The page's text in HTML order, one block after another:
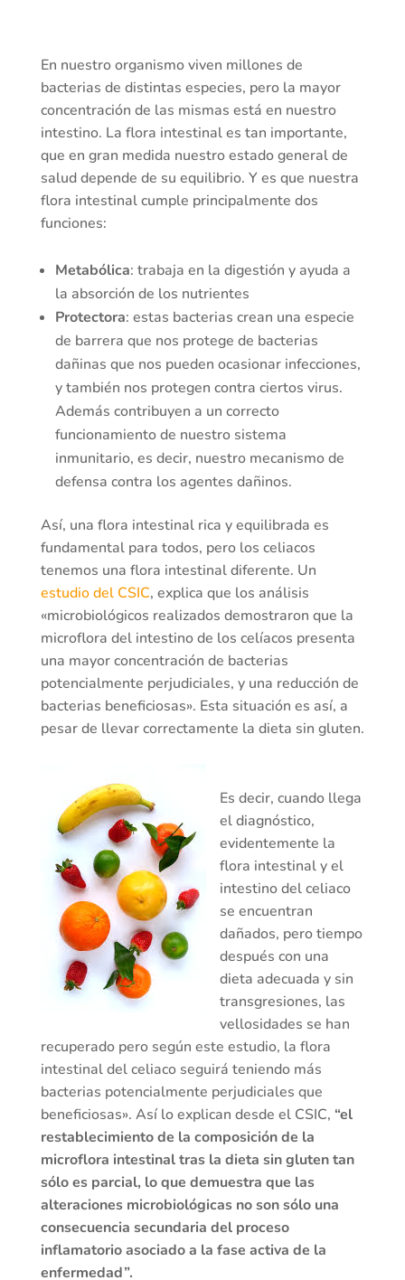
En nuestro organismo viven millones de
bacterias de distintas especies, pero la mayor
concentración de las mismas está en nuestro
intestino. La flora intestinal es tan importante,
que en gran medida nuestro estado general de
salud depende de su equilibrio. Y es que nuestra
flora intestinal cumple principalmente dos
funciones:
Metabólica: trabaja en la digestión y ayuda a
la absorción de los nutrientes
Protectora: estas bacterias crean una especie
de barrera que nos protege de bacterias
dañinas que nos pueden ocasionar infecciones,
y también nos protegen contra ciertos virus.
Además contribuyen a un correcto
funcionamiento de nuestro sistema
inmunitario, es decir, nuestro mecanismo de
defensa contra los agentes dañinos.
Así, una flora intestinal rica y equilibrada es
fundamental para todos, pero los celiacos
tenemos una flora intestinal diferente. Un
estudio del CSIC, explica que los análisis
«microbiológicos realizados demostraron que la
microflora del intestino de los celíacos presenta
una mayor concentración de bacterias
potencialmente perjudiciales, y una reducción de
bacterias beneficiosas». Esta situación es así, a
pesar de llevar correctamente la dieta sin gluten.
Es decir, cuando llega
el diagnóstico,
evidentemente la
flora intestinal y el
intestino del celiaco
se encuentran
dañados, pero tiempo
después con una
dieta adecuada y sin
transgresiones, las
vellosidades se han
recuperado pero según este estudio, la flora
intestinal del celiaco seguirá teniendo más
bacterias potencialmente perjudiciales que
beneficiosas». Así lo explican desde el CSIC, “el
restablecimiento de la composición de la
microflora intestinal tras la dieta sin gluten tan
sólo es parcial, lo que demuestra que las
alteraciones microbiológicas no son sólo una
consecuencia secundaria del proceso
inflamatorio asociado a la fase activa de la
enfermedad”.